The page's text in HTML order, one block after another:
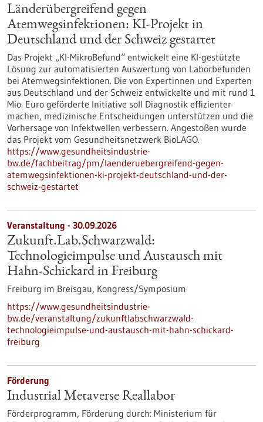
Länderübergreifend gegen
Atemwegsinfektionen: KI-Projekt in
Deutschland und der Schweiz gestartet
Das Projekt „KI-MikroBefund“ entwickelt eine KI-gestützte
Lösung zur automatisierten Auswertung von Laborbefunden
bei Atemwegsinfektionen. Die von Expertinnen und Experten
aus Deutschland und der Schweiz entwickelte und mit rund 1
Mio. Euro geförderte Initiative soll Diagnostik effizienter
machen, medizinische Entscheidungen unterstützen und die
Vorhersage von Infektwellen verbessern. Angestoßen wurde
das Projekt vom Gesundheitsnetzwerk BioLAGO.
https://www.gesundheitsindustrie-
bw.de/fachbeitrag/pm/laenderuebergreifend-gegen-
atemwegsinfektionen-ki-projekt-deutschland-und-der-
schweiz-gestartet
Veranstaltung - 30.09.2026
Zukunft.Lab.Schwarzwald:
Technologieimpulse und Austausch mit
Hahn-Schickard in Freiburg
Freiburg im Breisgau, Kongress/Symposium
https://www.gesundheitsindustrie-
bw.de/veranstaltung/zukunftlabschwarzwald-
technologieimpulse-und-austausch-mit-hahn-schickard-
freiburg
Förderung
Industrial Metaverse Reallabor
Förderprogramm, Förderung durch: Ministerium für